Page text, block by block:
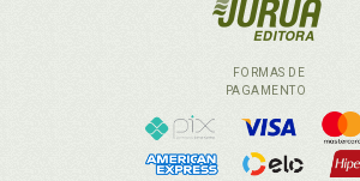
FORMAS DE
PAGAMENTO